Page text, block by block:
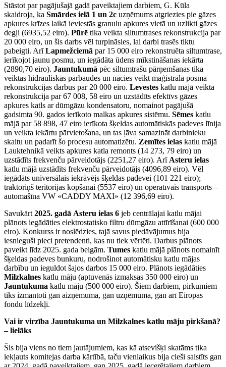
Stāstot par pagājušajā gadā paveiktajiem darbiem, G. Kūla
skaidroja, ka Smārdes ielā 1 un 2c uzņēmums atgriezies pie gāzes
apkures krīzes laikā ieviestās granulu apkures vietā un uzlikti gāzes
degļi (6935,52 eiro). Pūrē tika veikta siltumtrases rekonstrukcija par
20 000 eiro, un šis darbs vēl turpināsies, lai darbi trasēs tiktu
pabeigti. ArīLapmežciemā par 15 000 eiro rekonstruēta siltumtrase,
ierīkojot jaunu posmu, un iegādāta ūdens mīkstināšanas iekārta
(2890,70 eiro). Jauntukumā pēc siltumtrašu pārņemšanas tika
veiktas hidrauliskās pārbaudes un nācies veikt maģistrālā posma
rekonstrukcijas darbus par 20 000 eiro. Levestes katlu mājā veikta
rekonstrukcija par 67 008, 58 eiro un uzstādīts efektīvs gāzes
apkures katls ar dūmgāzu kondensatoru, nomainot pagājušā
gadsimta 90. gados ierīkoto malkas apkures sistēmu. Sēmes katlu
mājā par 58 898, 47 eiro ierīkota šķeldas automātiskās padeves līnija
un veikta iekārtu pārvietošana, un tas ļāva samazināt darbinieku
skaitu un padarīt šo procesu automatizētu. Zemītes ielas katlu mājā
Lauktehnikā veikts apkures katla remonts (14 273, 79 eiro) un
uzstādīts frekvenču pārveidotājs (2251,27 eiro). Arī Asteru ielas
katlu mājā uzstādīts frekvenču pārveidotājs (4096,89 eiro). Vēl
iegādāts universālais iekrāvējs šķeldas padevei (101 221 eiro);
traktoriņš teritorijas kopšanai (5537 eiro) un operatīvais transports –
automašīna VW «CADDY MAXI» (12 396,69 eiro).
Savukārt 2025. gadā Asteru ielas 6 jeb centrālajai katlu mājai
plānots iegādāties elektrostatisko filtru dūmgāzu attīrīšanai (600 000
eiro). Konkurss ir noslēdzies, tajā savus piedāvājumus bija
iesnieguši pieci pretendenti, kas nu tiek vērtēti. Darbus plānots
paveikt līdz 2025. gada beigām. Tumes katlu mājā plānots nomainīt
šķeldas padeves bunkuru, nodrošinot automātisku katlu mājas
darbību un ieguldot šajos darbos 15 000 eiro. Plānots iegādāties
Milzkalnes katlu māju (aptuvenās izmaksas 350 000 eiro) un
Jauntukuma katlu māju (500 000 eiro). Šiem darbiem, pirkumiem
tiks izmantoti gan aizņēmuma, gan uzņēmuma, gan arī Eiropas
fondu līdzekļi.
Vai ir virzība Jauntukuma un Milzkalnes katlu māju pirkšanā?
– lielāks
Šis bija viens no tiem jautājumiem, kas kā atsevišķi skatāms tika
iekļauts komitejas darba kārtībā, taču vienlaikus bija cieši saistīts gan